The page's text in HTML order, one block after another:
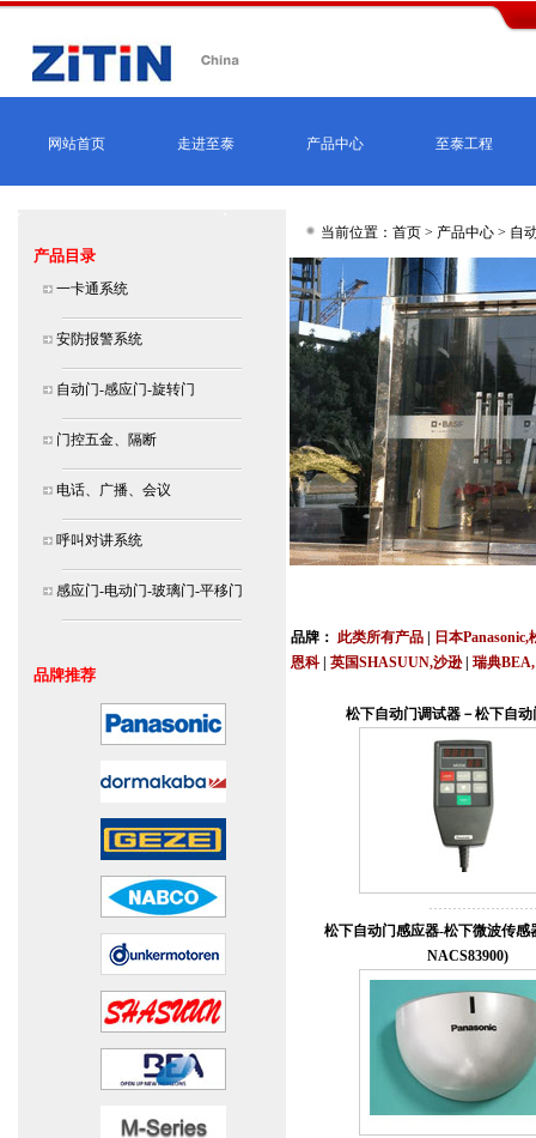
网站首页 走进至泰 产品中心 至泰工程
产品目录
一卡通系统
安防报警系统
自动门-感应门-旋转门
门控五金、隔断
电话、广播、会议
呼叫对讲系统
感应门-电动门-玻璃门-平移门
品牌推荐
当前位置：首页 > 产品中心 > 自
品牌： 此类所有产品
日本Panasonic,
恩科| 英国SHASUUN,沙逊| 瑞典
松下自动门调试器－松下自动
松下自动门感应器-松下微波传感
NACS83900)